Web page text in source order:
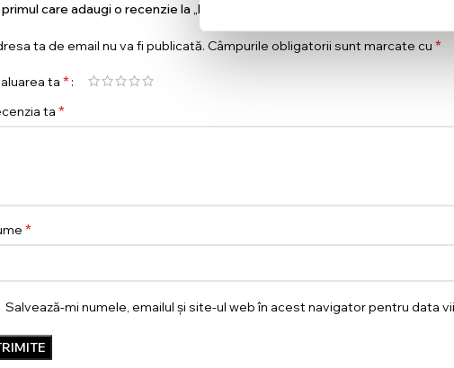
primul care adaugi o recenzie la „Bratara din argint Manissi Tennis Zirconia
ta de email nu va fi publicată. Câmpurile obligatorii sunt marcate cu *
ta *
ta *
*
Salvează-mi numele, emailul și site-ul web în acest navigator pentru data